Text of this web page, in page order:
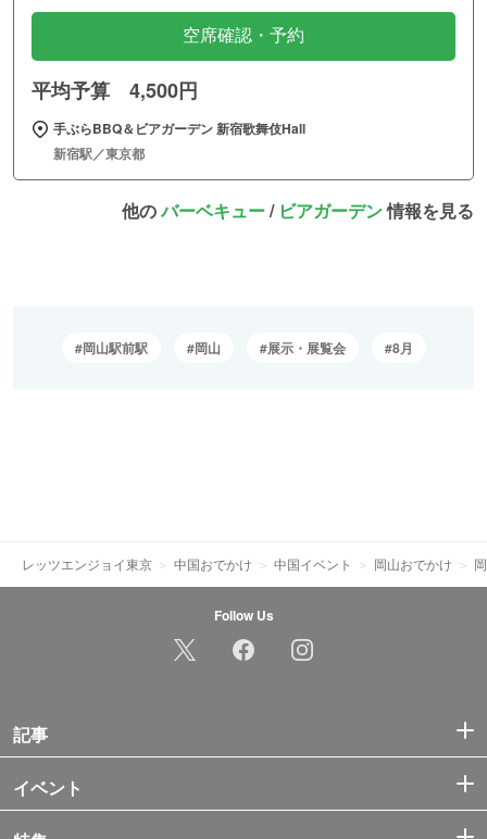
空席確認・予約
平均予算 4,500円
手ぶらBBQ＆ビアガーデン 新宿歌舞伎Hall
新宿駅／東京都
他のバーベキュー/ ビアガーデン情報を見る
岡山駅前駅 岡山 展示・展覧会 8月
レッツエンジョイ東京 中国おでかけ 中国イベント 岡山おでかけ
Follow Us
記事
イベント